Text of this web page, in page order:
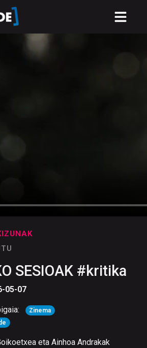
SESIOAK #kritika
05-07
Zinema
eta Ainhoa Andrakak